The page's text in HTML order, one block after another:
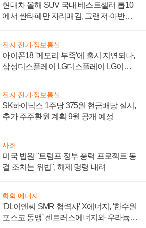
현대차 올해 SUV 국내 베스트셀러 톱10
에서 싼타페만 자리매김, 그랜저·아반떼
전자·전기·정보통신
아이폰18 '메모리 부족'에 출시 지연되나,
삼성디스플레이 LG디스플레이 LG이노
전자·전기·정보통신
SK하이닉스 1주당 375원 현금배당 실시,
추가 주주환원 계획 9월 공개 예정
사회
미국 법원 "트럼프 정부 풍력 프로젝트 동
결 조치는 위법", 해제 명령 내려
화학·에너지
'DL이앤씨 SMR 협력사' X에너지, '한수원
포스코 동맹' 센트러스에너지와 우라늄